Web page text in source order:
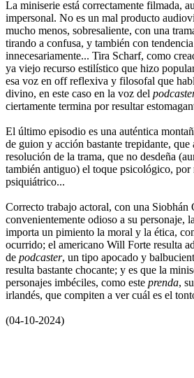
La miniserie está correctamente filmada,
impersonal. No es un mal producto
mucho menos, sobresaliente, con una
tirando a confusa, y también con
innecesariamente... Tira Scharf, como
ya viejo recurso estilístico que hizo
esa voz en off reflexiva y filosofal que
divino, en este caso en la voz del
ciertamente termina por resultar
El último episodio es una auténtica
de guion y acción bastante trepidante, que
resolución de la trama, que no desdeña
también antiguo) el toque psicológico, por
psiquiátrico...
Correcto trabajo actoral, con una Siobhán
convenientemente odioso a su personaje,
importa un pimiento la moral y la ética,
ocurrido; el americano Will Forte resulta
de podcaster, un tipo apocado y
resulta bastante chocante; y es que la
personajes imbéciles, como este prenda,
irlandés, que compiten a ver cuál es el
(04-10-2024)